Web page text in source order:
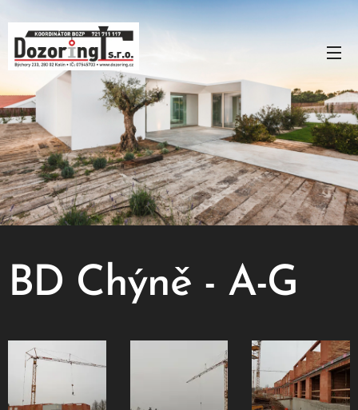
BD Chýně - A-G